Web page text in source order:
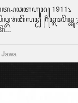
1911꧈